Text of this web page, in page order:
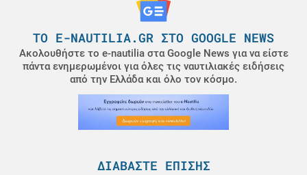
ΤΟ E-NAUTILIA.GR ΣΤΟ GOOGLE NEWS
Ακολουθήστε το e-nautilia στα Google News για να είστε
πάντα ενημερωμένοι για όλες τις ναυτιλιακές ειδήσεις
από την Ελλάδα και όλο τον κόσμο.
ΔΙΑΒΆΣΤΕ ΕΠΊΣΗΣ